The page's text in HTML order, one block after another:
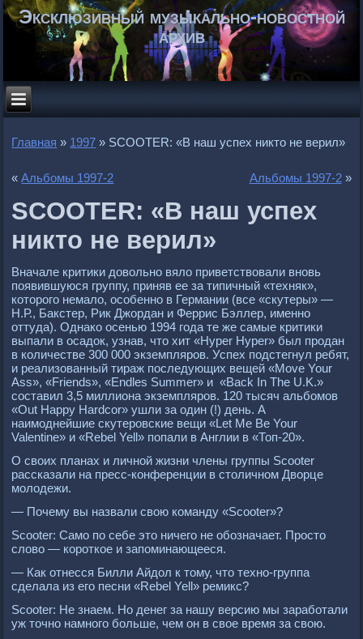
Эксклюзивный музыкально-новостной
архив
Главная » 1997 » SCOOTER: «В наш успех никто не верил»
«Альбомы 1997-2 Альбомы 1997-2»
SCOOTER: «В наш успех
никто не верил»
Вначале критики довольно вяло приветствовали вновь
появившуюся группу, приняв ее за типичный «техняк»,
которого немало, особенно в Германии (все «скутеры» —
Н.Р., Бакстер, Рик Джордан и Феррис Бэллер, именно
оттуда). Однако осенью 1994 года те же самые критики
выпали в осадок, узнав, что хит «Hyрer Hyрer» был продан
в количестве 300 000 экземпляров. Успех подстегнул ребят,
и реализованный тираж последующих вещей «Move Your
Ass», «Friends», «Endles Summer» и «Back In The U.K.»
составил 3,5 миллиона экземпляров. 120 тысяч альбомов
«Out Haррy Hardcor» ушли за один (!) день. А
наимоднейшие скутеровские вещи «Let Me Be Your
Valentine» и «Rebel Yell» попали в Англии в «Топ-20».
О своих планах и личной жизни члены группы Scooter
рассказали на пресс-конференции в столичном Дворце
молодежи.
— Почему вы назвали свою команду «Scooter»?
Scooter: Само по себе это ничего не обозначает. Просто
слово — короткое и запоминающееся.
— Как отнесся Билли Айдол к тому, что техно-группа
сделала из его песни «Rebel Yell» ремикс?
Scooter: Не знаем. Но денег за нашу версию мы заработали
уж точно намного больше, чем он в свое время за свою.